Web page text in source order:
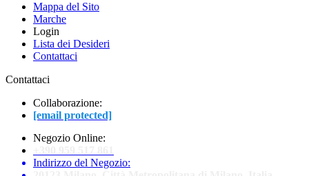
Mappa del Sito
Marche
Login
Lista dei Desideri
Contattaci
Contattaci
Collaborazione:
[email protected]
Negozio Online:
Indirizzo del Negozio: